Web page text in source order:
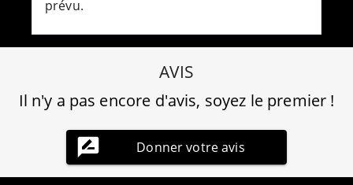
prévu.
AVIS
Il n'y a pas encore d'avis, soyez le premier !
Donner votre avis